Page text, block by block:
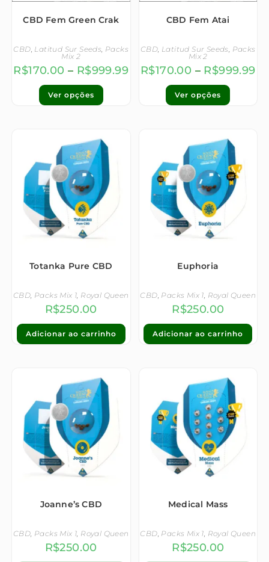
CBD Fem Green Crak
CBD, Latitud Sur Seeds, Packs
Mix 2
R$170.00 – R$999.99
Ver opções
CBD Fem Atai
CBD, Latitud Sur Seeds, Packs
Mix 2
R$170.00 – R$999.99
Ver opções
Totanka Pure CBD
CBD Packs Mix 1 Royal Queen
R$250.00
Adicionar ao carrinho
Euphoria
CBD Packs Mix 1 Royal Queen
R$250.00
Adicionar ao carrinho
Joanne’s CBD
CBD, Packs Mix 1, Royal Queen
R$250.00
Medical Mass
CBD, Packs Mix 1, Royal Queen
R$250.00